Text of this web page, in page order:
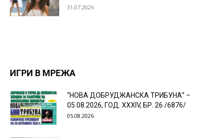
31.07.2026
ИГРИ В МРЕЖА
“НОВА ДОБРУДЖАНСКА ТРИБУНА” –
05.08.2026, ГОД. XXХIV, БР. 26 /6876/
05.08.2026